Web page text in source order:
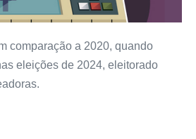
comparação a 2020, quando
eleições de 2024, eleitorado